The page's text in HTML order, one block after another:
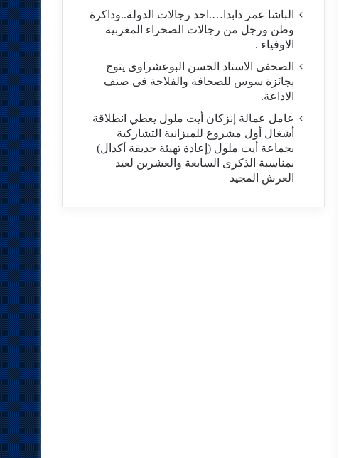
الباشا عمر دابدا….احد رجالات الدولة..وداكرة
وطن ورجل من رجالات الصحراء المغربية
الاوفياء .
الصحفى الاستاد الحسن البوعشراوى يتوج
بجائزة سوس للصحافة والفلاحة فى صنف
الاداعة.
عامل عمالة إنزكان أيت ملول يعطي انطلاقة
أشغال أول مشروع للميزانية التشاركية
بجماعة أيت ملول (إعادة تهيئة حديقة أكدال)
بمناسبة الذكرى السابعة والعشرين لعيد
العرش المجيد